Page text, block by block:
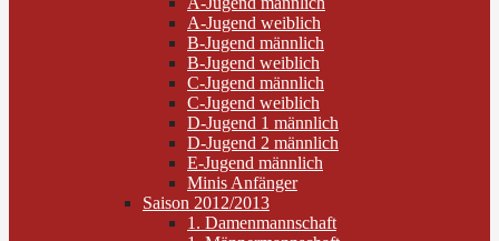
A-Jugend weiblich
B-Jugend männlich
B-Jugend weiblich
C-Jugend männlich
C-Jugend weiblich
D-Jugend 1 männlich
D-Jugend 2 männlich
E-Jugend männlich
Minis Anfänger
Saison 2012/2013
1. Damenmannschaft